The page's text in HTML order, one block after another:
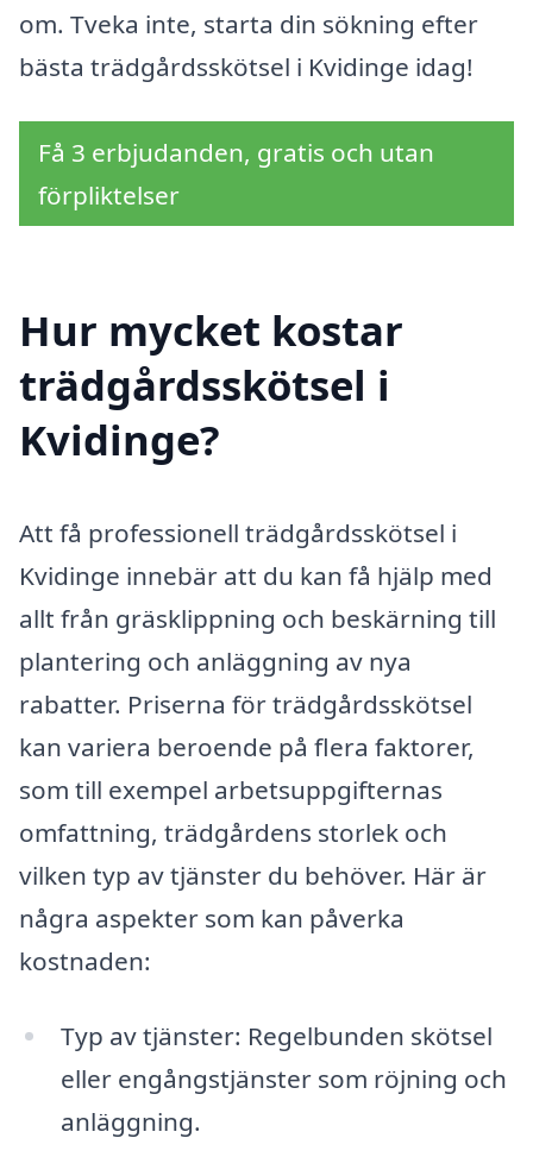
om. Tveka inte, starta din sökning efter
bästa trädgårdsskötsel i Kvidinge idag!
Få 3 erbjudanden, gratis och utan
förpliktelser
Hur mycket kostar
trädgårdsskötsel i
Kvidinge?
Att få professionell trädgårdsskötsel i
Kvidinge innebär att du kan få hjälp med
allt från gräsklippning och beskärning till
plantering och anläggning av nya
rabatter. Priserna för trädgårdsskötsel
kan variera beroende på flera faktorer,
som till exempel arbetsuppgifternas
omfattning, trädgårdens storlek och
vilken typ av tjänster du behöver. Här är
några aspekter som kan påverka
kostnaden:
Typ av tjänster: Regelbunden skötsel
eller engångstjänster som röjning och
anläggning.